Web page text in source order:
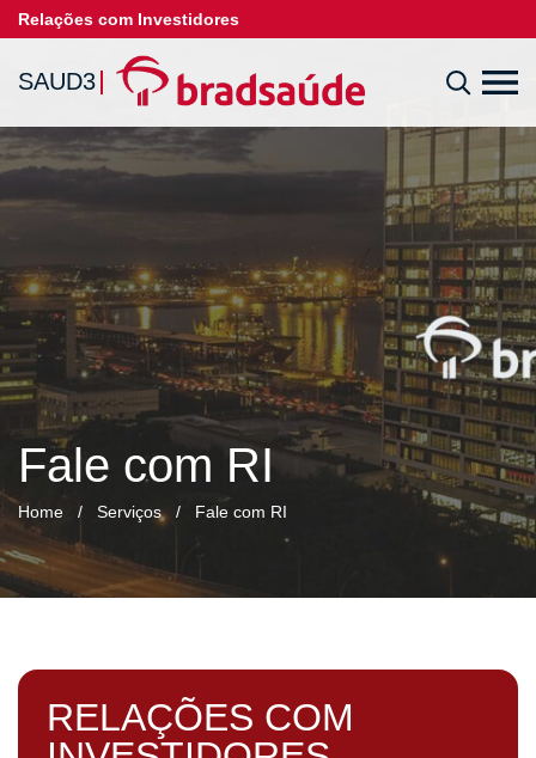
Relações com Investidores
SAUD3
Fale com RI
Home / Serviços / Fale com RI
RELAÇÕES COM